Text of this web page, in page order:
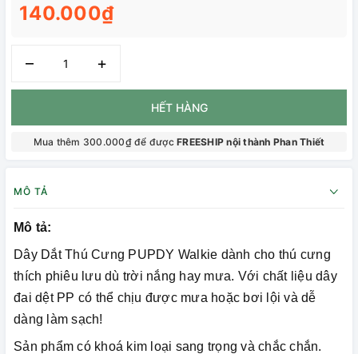
140.000₫
– +
HẾT HÀNG
Mua thêm 300.000₫ để đượcFREESHIP nội thành Phan Thiết
MÔ TẢ
Mô tả:
Dây Dắt Thú Cưng PUPDY Walkie dành cho thú cưng
thích phiêu lưu dù trời nắng hay mưa. Với chất liệu dây
đai dệt PP có thể chịu được mưa hoặc bơi lội và dễ
dàng làm sạch!
Sản phẩm có khoá kim loại sang trọng và chắc chắn.